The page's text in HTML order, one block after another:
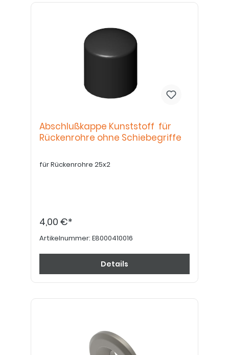
Abschlußkappe Kunststoff für
Rückenrohre ohne Schiebegriffe
für Rückenrohre 25x2
4,00 €*
Artikelnummer: E8000410016
Details